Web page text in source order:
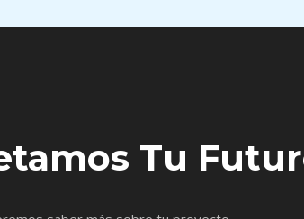
Tu